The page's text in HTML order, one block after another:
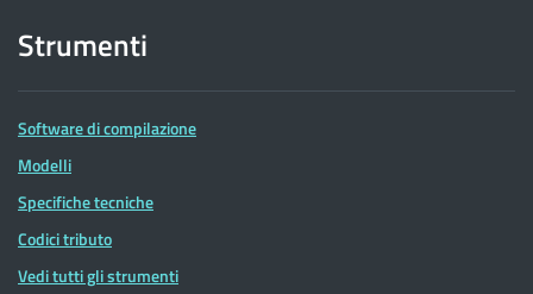
Strumenti
Software di compilazione
Modelli
Specifiche tecniche
Codici tributo
Vedi tutti gli strumenti